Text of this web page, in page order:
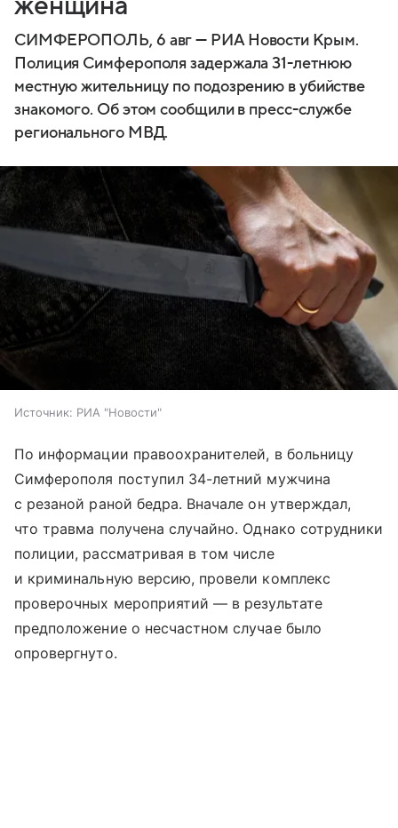
СИМФЕРОПОЛЬ, 6 авг — РИА Новости Крым.
Полиция Симферополя задержала 31-летнюю
местную жительницу по подозрению в убийстве
знакомого. Об этом сообщили в пресс-службе
регионального МВД.
Источник: РИА "Новости"
По информации правоохранителей, в больницу
Симферополя поступил 34-летний мужчина
с резаной раной бедра. Вначале он утверждал,
что травма получена случайно. Однако сотрудники
полиции, рассматривая в том числе
и криминальную версию, провели комплекс
проверочных мероприятий — в результате
предположение о несчастном случае было
опровергнуто.